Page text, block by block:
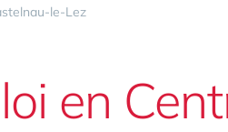
le-Lez
en